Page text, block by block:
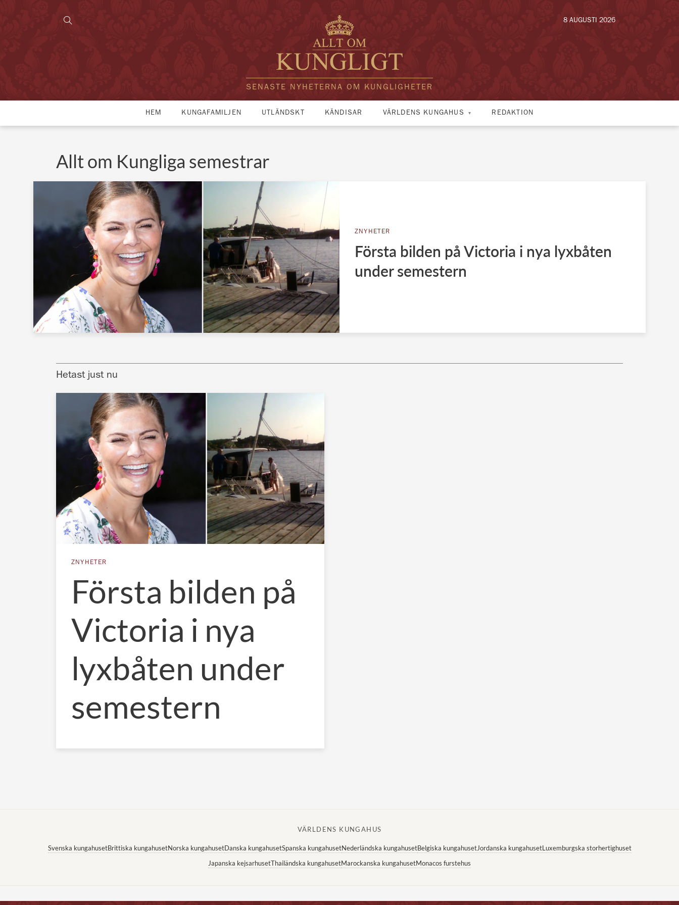
SENASTE NYHETERNA OM KUNGLIGHETER
8 AUGUSTI 2026
HEM KUNGAFAMILJEN UTLÄNDSKT KÄNDISAR VÄRLDENS KUNGAHUS REDAKTION
Allt om Kungliga semestrar
ZNYHETER
Första bilden på Victoria i nya lyxbåten
under semestern
Hetast just nu
ZNYHETER
Första bilden på
Victoria i nya
lyxbåten under
semestern
VÄRLDENS KUNGAHUS
Svenska kungahusetBrittiska kungahusetNorska kungahusetDanska kungahusetSpanska kungahusetNederländska kungahusetBelgiska kungahusetJordanska kungahusetLuxemburgska storhertighuset
Japanska kejsarhusetThailändska kungahusetMarockanska kungahusetMonacos furstehus